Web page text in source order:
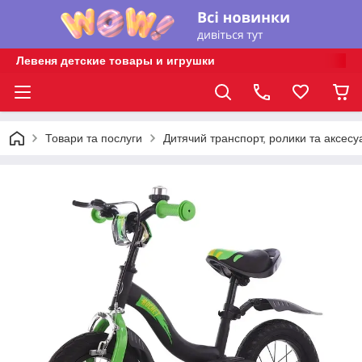
Левеня детские товары и игрушки
Товари та послуги Дитячий транспорт, ролики та